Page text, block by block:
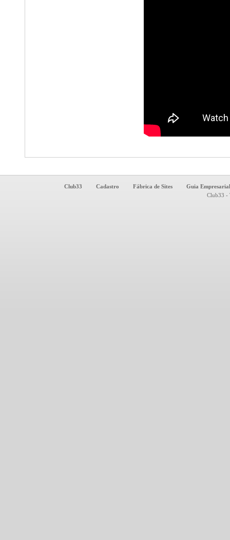
Club33 Cadastro Fábrica de Sites
Guia
Club33 -